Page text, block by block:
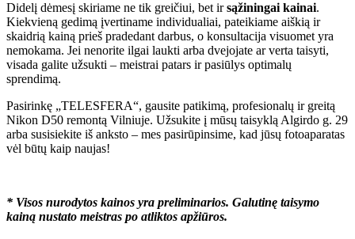
Didelį dėmesį skiriame ne tik greičiui, bet irsąžiningai kainai.
Kiekvieną gedimą įvertiname individualiai, pateikiame aiškią ir
skaidrią kainą prieš pradedant darbus, o konsultacija visuomet yra
nemokama. Jei nenorite ilgai laukti arba dvejojate ar verta taisyti,
visada galite užsukti – meistrai patars ir pasiūlys optimalų
sprendimą.
Pasirinkę „TELESFERA“, gausite patikimą, profesionalų ir greitą
Nikon D50 remontą Vilniuje. Užsukite į mūsų taisyklą Algirdo g. 29
arba susisiekite iš anksto – mes pasirūpinsime, kad jūsų fotoaparatas
vėl būtų kaip naujas!
* Visos nurodytos kainos yra preliminarios. Galutinę taisymo
kainą nustato meistras po atliktos apžiūros.